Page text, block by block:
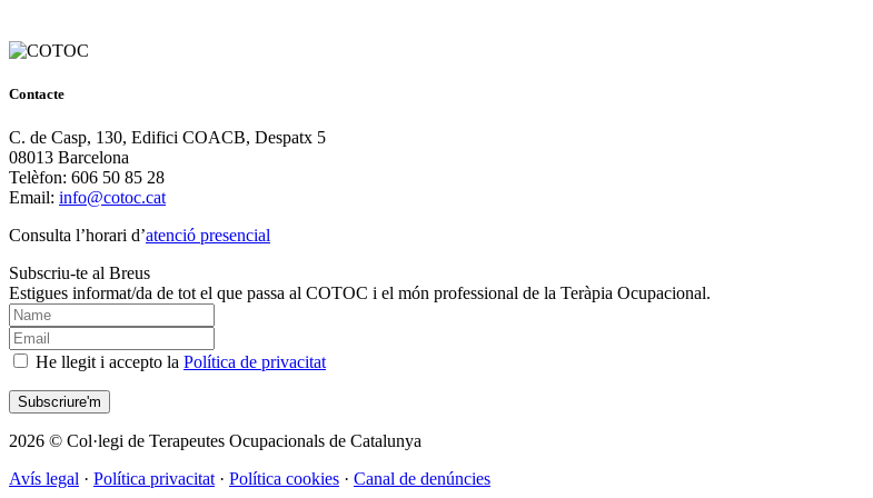
Contacte
C. de Casp, 130, Edifici COACB, Despatx 5
08013 Barcelona
Telèfon: 606 50 85 28
Email: info@cotoc.cat
Consulta l’horari d’atenció presencial
Subscriu-te al Breus
Estigues informat/da de tot el que passa al COTOC i el món professional de la Teràpia Ocupacional.
He llegit i accepto la Política de privacitat
2026 © Col·legi de Terapeutes Ocupacionals de Catalunya
Avís legal · Política privacitat · Política cookies · Canal de denúncies